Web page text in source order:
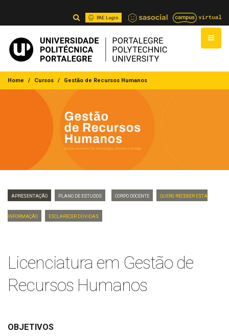
PAE Login
Home Cursos Gestão de Recursos Humanos
Apresentação Plano de Estudos Corpo Docente Quero Receber Esta
Informação Esclarecer dúvidas
Licenciatura em Gestão de
Recursos Humanos
OBJETIVOS